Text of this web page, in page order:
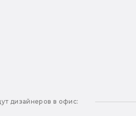
дизайнеров в офис: